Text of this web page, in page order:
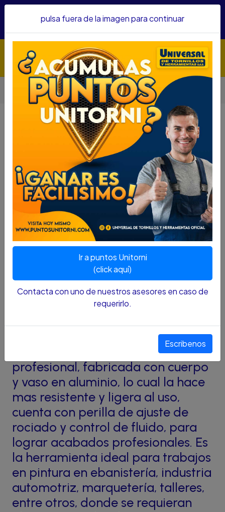
confianza&nbsp;Recibe un KIT PARRILLERO por compras
Inicio
Herramientas
PISTOLA PINTAR ALTA DISCOVER 1000cc 515014800
PISTOLA PINTAR ALTA DISCOVER
1000cc 515014800
PISTOLA PINTAR ALTA DISCOVER
1000cc 515014800
SKU : 70350030
DESCRIPCION :
Pistola de alta industrial
DISCOVER. Diseñada para
trabajos de precisión y acabado
profesional, fabricada con cuerpo
y vaso en aluminio, lo cual la hace
mas resistente y ligera al uso,
cuenta con perilla de ajuste de
rociado y control de fluido, para
lograr acabados profesionales. Es
la herramienta ideal para trabajos
en pintura en ebanistería, industria
automotriz, marquetería, talleres,
entre otros, donde se requieran
pulsa fuera de la imagen para continuar
Ir a puntos Unitorni
(click aquí)
Contacta con uno de nuestros asesores en caso de
requerirlo.
Escribenos